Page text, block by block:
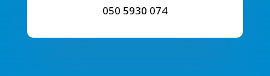
050 5930 074